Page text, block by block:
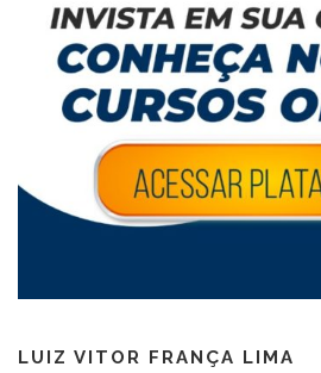
LUIZ VITOR FRANÇA LIMA